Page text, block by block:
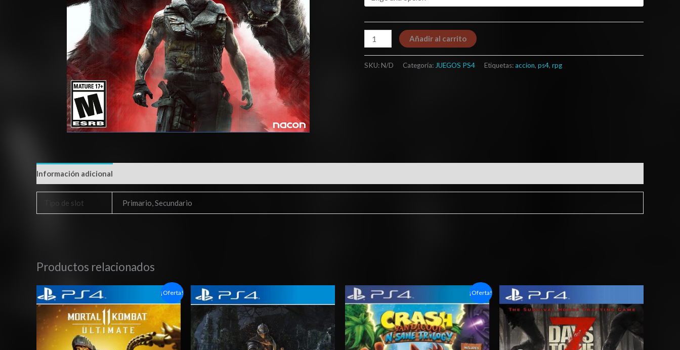
Añadir al carrito
SKU:N/D Categoría: JUEGOS PS4 Etiquetas:accion, ps4, rpg
Información adicional
Tipo de slot Primario, Secundario
Productos relacionados
¡Oferta!
Rango
de
precios:
desde
$6.03
hasta
$10.03
Rango
de
precios:
desde
$20.03
hasta
$29.03
¡Oferta!
Rango
de
precios:
desde
$11.03
hasta
$18.03
Rango
de
precios:
desde
$15.03
hasta
$24.03